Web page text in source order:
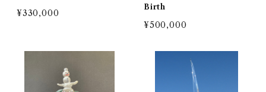
¥330,000
Birth
¥500,000